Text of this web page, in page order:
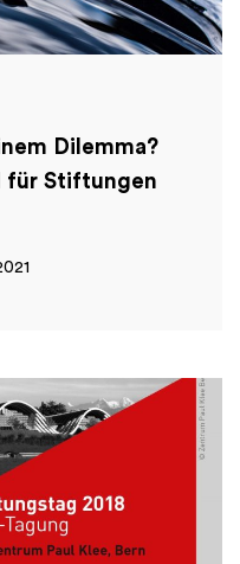
Dilemma?
für Stiftungen